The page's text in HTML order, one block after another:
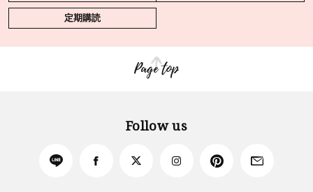
定期購読
Page top
Follow us